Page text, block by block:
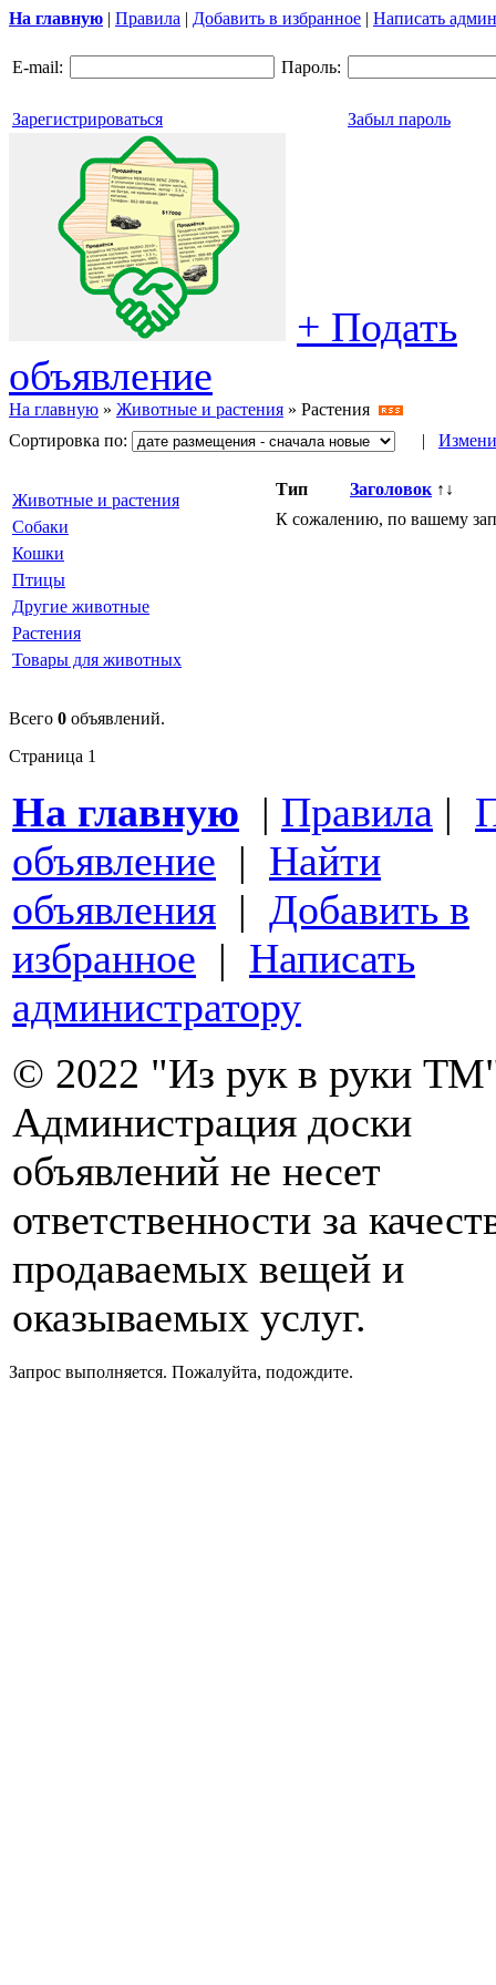
На главную | Правила | Добавить в избранное | Написать
E-mail: Пароль:
Зарегистрироваться Забыл пароль
+ Подать
объявление
На главную » Животные и растения » Растения
Сортировка по:
|
Животные и растения
Собаки
Кошки
Птицы
Другие животные
Растения
Товары для животных
Тип Заголовок ↑↓
К сожалению, по вашему
Всего 0 объявлений.
Страница 1
На главную | Правила |
объявление | Найти
объявления | Добавить в
избранное | Написать
администратору
© 2022 "Из рук в руки
Администрация доски
объявлений не несет
ответственности за
продаваемых вещей и
оказываемых услуг.
Запрос выполняется. Пожалуйта, подождите.